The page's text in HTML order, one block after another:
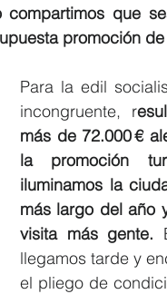
que
promoción
Para la edil
incongruente, r
más de 72.000 €
la promoción
iluminamos la
más largo del año
visita más gente.
llegamos tarde y
el pliego de